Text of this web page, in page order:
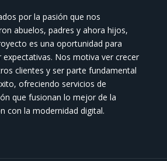
por la pasión que nos
abuelos, padres y ahora hijos,
es una oportunidad para
expectativas. Nos motiva ver crecer
clientes y ser parte fundamental
ofreciendo servicios de
que fusionan lo mejor de la
con la modernidad digital.